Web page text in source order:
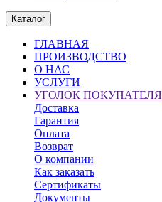
Каталог
ГЛАВНАЯ
ПРОИЗВОДСТВО
О НАС
УСЛУГИ
УГОЛОК ПОКУПАТЕЛЯ
Доставка
Гарантия
Оплата
Возврат
О компании
Как заказать
Сертификаты
Документы